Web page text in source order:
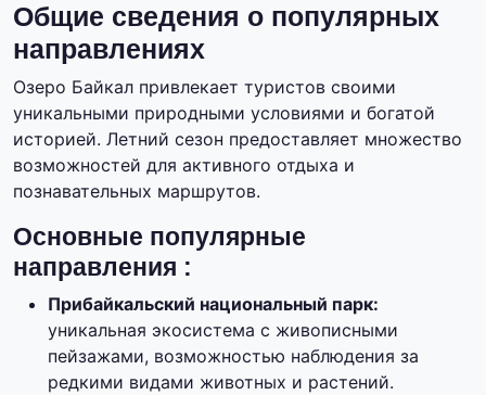
Общие сведения о популярных
направлениях
Озеро Байкал привлекает туристов своими
уникальными природными условиями и богатой
историей. Летний сезон предоставляет множество
возможностей для активного отдыха и
познавательных маршрутов.
Основные популярные
направления :
Прибайкальский национальный парк:
уникальная экосистема с живописными
пейзажами, возможностью наблюдения за
редкими видами животных и растений.